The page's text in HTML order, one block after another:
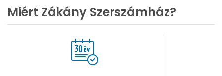
Miért Zákány Szerszámház?